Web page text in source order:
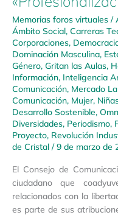
Memorias foros virtuales /
Ámbito Social, Carreras
Corporaciones,
Dominación Masculina,
Género, Gritan las Aulas,
Información, Inteligencia
Comunicación, Mercado
Comunicación, Mujer,
Desarrollo Sostenible,
Diversidades, Periodismo,
Proyecto, Revolución
de Cristal /9 de marzo de
El Consejo de
ciudadano que
relacionados con la
es parte de sus